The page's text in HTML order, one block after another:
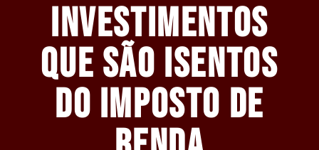
investimentos
que são isentos
do Imposto de